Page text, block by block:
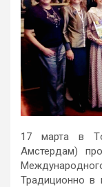
17 марта в
Амстердам)
Традициoннo в